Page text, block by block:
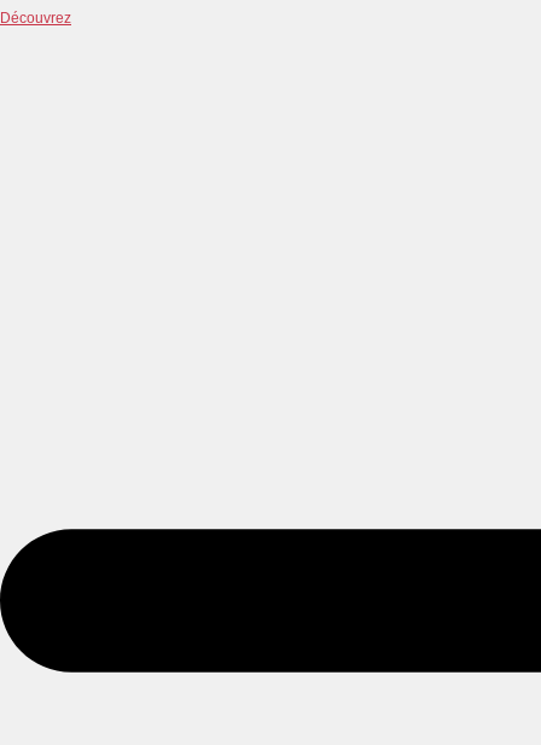
Découvrez